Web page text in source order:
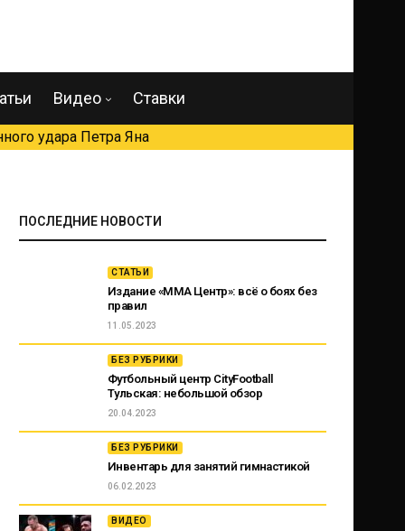
Видео Ставки
удара Петра Яна
ПОСЛЕДНИЕ НОВОСТИ
СТАТЬИ
Издание «ММА Центр»: всё о боях без
правил
11.05.2023
БЕЗ РУБРИКИ
Футбольный центр CityFootball
Тульская: небольшой обзор
20.04.2023
БЕЗ РУБРИКИ
Инвентарь для занятий гимнастикой
06.02.2023
ВИДЕО